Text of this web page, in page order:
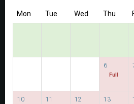
Access/Discount Code
Mon Tue Wed Thu
6
Full
10 11 12 13